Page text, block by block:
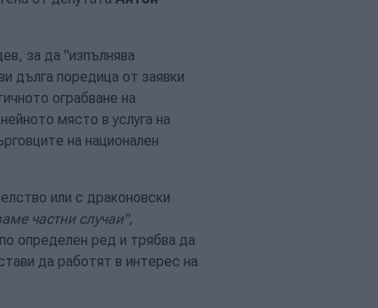
за да "изпълнява
дълга поредица от заявки
ограбване на
място в услуга на
на национален
или с драконовски
частни случаи",
определен ред и трябва да
да работят в интерес на